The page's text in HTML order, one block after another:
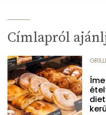
Címlapról